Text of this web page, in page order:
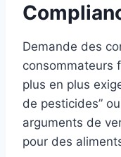
Demande des
consommateurs
plus en plus
de pesticides”
arguments de
pour des